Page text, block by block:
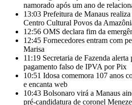
namorado após um ano de
13:03 Prefeitura de Manaus
Centro Cultural Povos da
12:56 OMS declara fim da
12:45 Fornecedores entram com
Marisa
11:19 Secretaria de Fazenda alerta
pagamento falso de IPVA por Pix
10:51 Idosa comemora 107 anos
e encanta web
10:43 Bolsonaro virá a Manaus
pré-candidatura de coronel